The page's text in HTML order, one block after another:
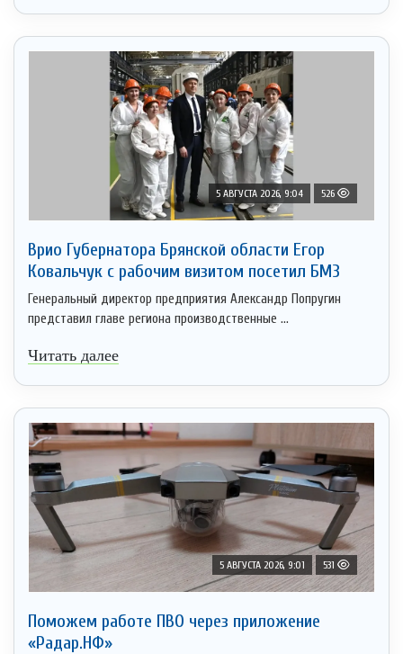
5 АВГУСТА 2026, 9:04 526
Врио Губернатора Брянской области Егор
Ковальчук с рабочим визитом посетил БМЗ
Генеральный директор предприятия Александр Попругин
представил главе региона производственные ...
Читать далее
5 АВГУСТА 2026, 9:01 531
Поможем работе ПВО через приложение
«Радар.НФ»